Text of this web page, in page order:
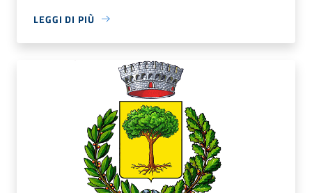
LEGGI DI PIÙ